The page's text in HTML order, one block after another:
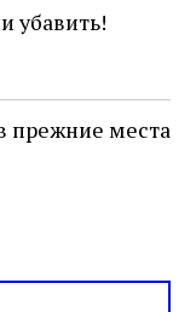
человек,
возмущение
последнее
убавить!
прежние места